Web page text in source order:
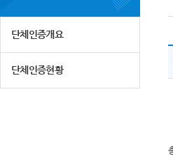
단체인증개요
단체인증현황